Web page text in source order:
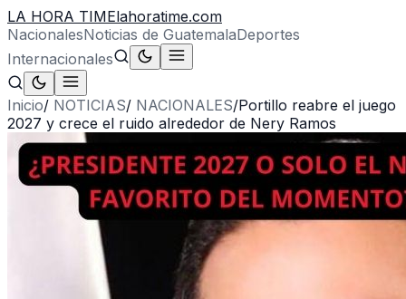
LA HORA TIMElahoratime.com
NacionalesNoticias de GuatemalaDeportes
Internacionales
Inicio/ NOTICIAS/ NACIONALES/Portillo reabre el juego
2027 y crece el ruido alrededor de Nery Ramos